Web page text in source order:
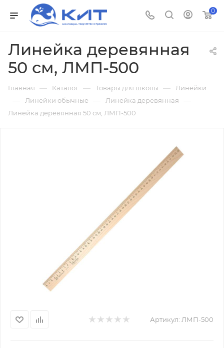
0
Линейка деревянная
50 см, ЛМП-500
Главная — Каталог — Товары для школы — Линейки
— Линейки обычные — Линейка деревянная —
Линейка деревянная 50 см, ЛМП-500
Артикул: ЛМП-500